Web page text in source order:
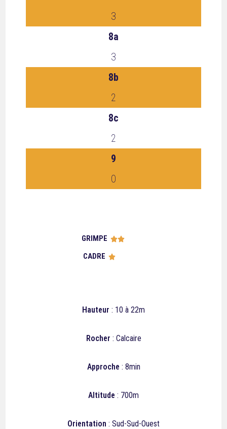
3
8a
3
8b
2
8c
2
9
0
GRIMPE 
CADRE 
Hauteur : 10 à 22m
Rocher : Calcaire
Approche : 8min
Altitude : 700m
Orientation : Sud-Sud-Ouest